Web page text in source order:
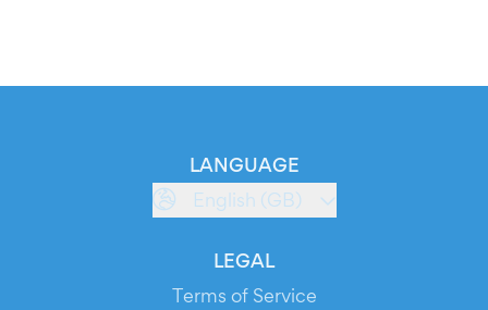
LANGUAGE
English (GB)
LEGAL
Terms of Service